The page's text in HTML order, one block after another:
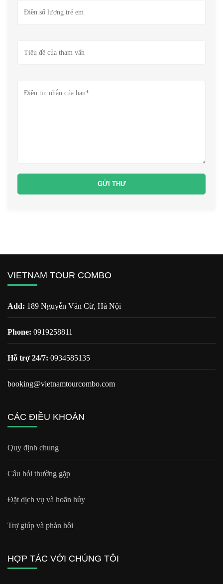
VIETNAM TOUR COMBO
Add: 189 Nguyễn Văn Cừ, Hà Nội
Phone: 0919258811
Hỗ trợ 24/7: 0934585135
booking@vietnamtourcombo.com
CÁC ĐIỀU KHOẢN
Quy định chung
Câu hỏi thường gặp
Đặt dịch vụ và hoãn hủy
Trợ giúp và phản hồi
HỢP TÁC VỚI CHÚNG TÔI